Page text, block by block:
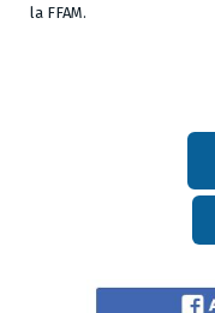
la FFAM.